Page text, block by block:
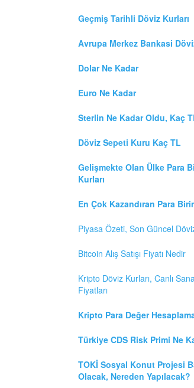
Geçmiş Tarihli Döviz Kurları
Avrupa Merkez Bankasi
Dolar Ne Kadar
Euro Ne Kadar
Sterlin Ne Kadar Oldu, Kaç
Döviz Sepeti Kuru Kaç TL
Gelişmekte Olan Ülke Para
Kurları
En Çok Kazandıran Para
Piyasa Özeti, Son Güncel
Bitcoin Alış Satışı Fiyatı Nedir
Kripto Döviz Kurları, Canlı
Fiyatları
Kripto Para Değer
Türkiye CDS Risk Primi Ne
TOKİ Sosyal Konut Projesi
Olacak, Nereden Yapılacak?